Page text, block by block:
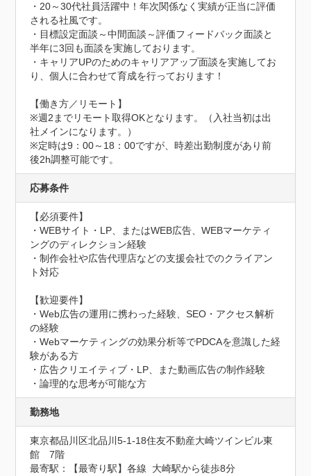
・20～30代社員活躍中！年次関係なく実績が正当に評価
される社風です。
・目標設定面談～中間面談～評価フィードバック面談と
半年に3回も面談を実施しております。
・キャリアUPのためのキャリアアップ面談を実施してお
り、個人に合わせて育成を行っております！
【働き方／リモート】
※週2までリモート取得OKとなります。（入社当初は出
社メインになります。）
※定時は9：00～18：00ですが、時差出勤制度があり前
後2h調整可能です。
応募条件
【必須要件】
・WEBサイト・LP、またはWEB広告、WEBマーケティ
ングのディレクション経験
・制作会社や広告代理店などの支援会社でのクライアン
ト対応
【歓迎要件】
・Web広告の運用に携わった経験、SEO・アクセス解析
の経験
・Webマーケティングの効果分析等でPDCAを意識した経
験がある方
・広告クリエイティブ・LP、また動画広告の制作経験
・論理的な思考が可能な方
勤務地
東京都品川区北品川5-1-18住友不動産大崎ツインビル東
館　7階
最寄駅：【最寄り駅】各線  大崎駅から徒歩8分